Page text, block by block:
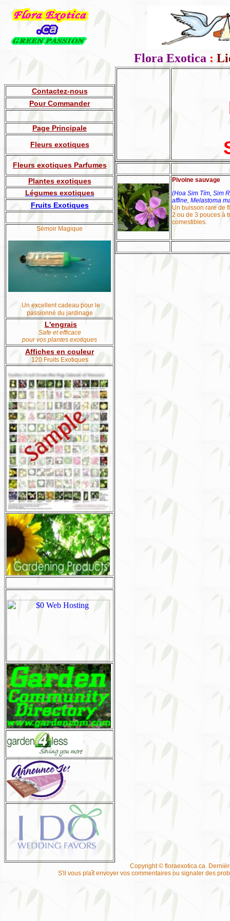
Flora Exotica :
Contactez-nous
Pour Commander
Page Principale
Fleurs exotiques
Fleurs exotiques Parfumes
Plantes exotiques
Légumes exotiques
FruitsExotiques
Sémoir Magique
Un excellent cadeau pour le
passionné du jardinage
L'engrais
Safe et efficace
pour vos plantes exotiques
Affiches en couleur
120 Fruits Exotiques
Pivoine sauvage
(Hoa Sim Tím, Sim
affine, Melastoma
Un buisson rare de
2 ou de 3 pouces à
comestibles.
Copyright © floraexotica.ca.
S'il vous plaît envoyer vos commentaires ou signaler des